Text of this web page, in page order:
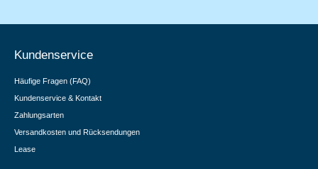
Kundenservice
Häufige Fragen (FAQ)
Kundenservice & Kontakt
Zahlungsarten
Versandkosten und Rücksendungen
Lease